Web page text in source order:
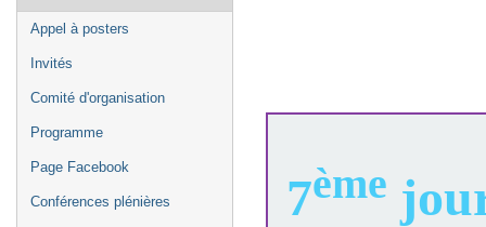
de
l'événement
Appel à posters
Invités
Comité d'organisation
Programme
Page Facebook
Conférences plénières 7ème